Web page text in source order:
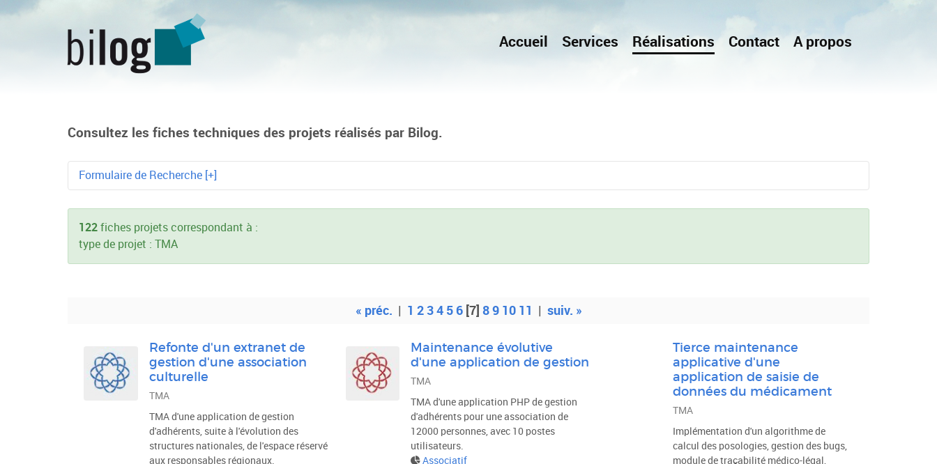
Accueil Services Réalisations Contact A propos
Consultez les fiches techniques des projets réalisés par Bilog.
Formulaire de Recherche [+]
Mot-clé
Technologie
VALIDER
122 fiches projets correspondant à :
type de projet : TMA
« préc. | 1 2 3 4 5 6 [7] 8 9 10 11 | suiv. »
Refonte d'un extranet de
gestion d'une association
culturelle
TMA
TMA d'une application de gestion
d'adhérents, suite à l'évolution des
structures nationales, de l'espace réservé
aux responsables régionaux.
Maintenance évolutive
d'une application de gestion
TMA
TMA d'une application PHP de gestion
d'adhérents pour une association de
12000 personnes, avec 10 postes
utilisateurs.
Associatif
Tierce maintenance
applicative d'une
application de saisie de
données du médicament
TMA
Implémentation d'un algorithme de
calcul des posologies, gestion des bugs,
module de traçabilité médico-légal,